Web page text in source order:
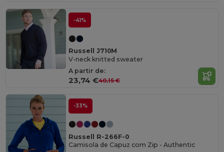
-41%
Russell J710M
V-neck knitted sweater
A partir de:
23,74 €40,15 €
-33%
Russell R-266F-0
Camisola de Capuz com Zip - Authentic